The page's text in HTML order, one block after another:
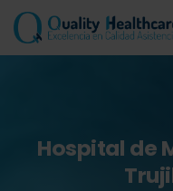
Hospital de